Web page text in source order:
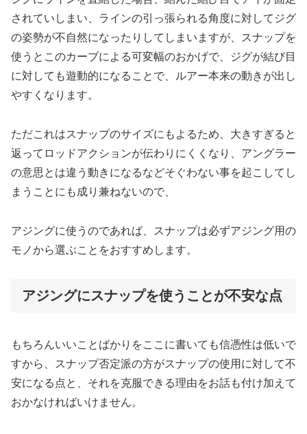
されていしまい、ラインの引っ張られる角度に対してジグ
の姿勢が不自然になったりしてしまいますが、スナップを
使うとこのカーブによる可変幅のおかげで、ジグが結び目
に対しても遊動的になることで、ルアー本来の動きが出し
やすくなります。
ただこれはスナップのサイズにもよるため、大きすぎると
返ってロッドアクションが伝わりにくくなり、アングラー
の意思とは違う動きになるなどそぐわない事を起こしてし
まうことにも成り兼ねないので、
アジングに使うのであれば、スナップは必ずアジング用の
モノから選ぶことをおすすめします。
アジングにスナップを使うことが不安な点
もちろんいいことばかりをここに書いても信憑性は低いで
すから、スナップ否定派の方がスナップの使用に対して不
安になる点と、それを克服できる理由をお話も付け加えて
おかなければいけません。